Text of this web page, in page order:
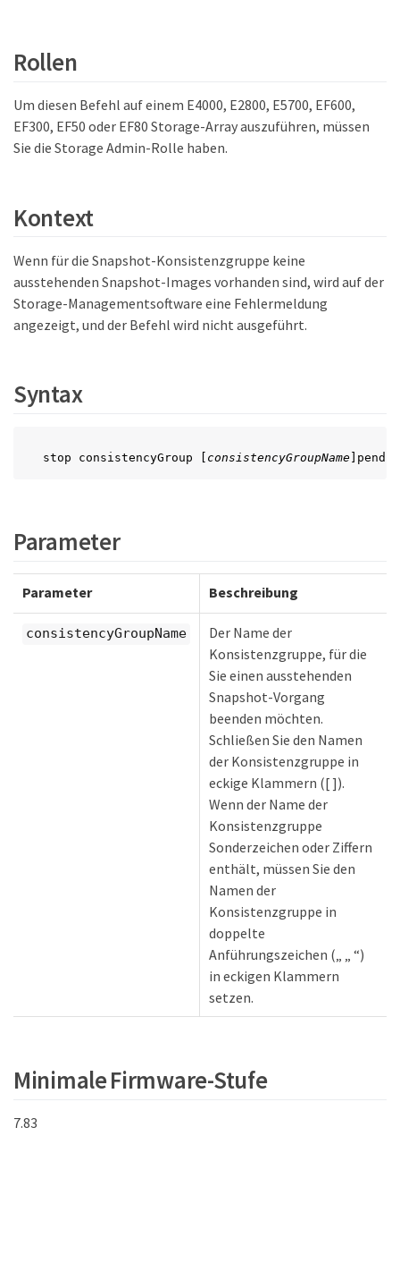
Rollen
Um diesen Befehl auf einem E4000, E2800, E5700, EF600,
EF300, EF50 oder EF80 Storage-Array auszuführen, müssen
Sie die Storage Admin-Rolle haben.
Kontext
Wenn für die Snapshot-Konsistenzgruppe keine
ausstehenden Snapshot-Images vorhanden sind, wird auf der
Storage-Managementsoftware eine Fehlermeldung
angezeigt, und der Befehl wird nicht ausgeführt.
Syntax
stop consistencyGroup [ consistencyGroupName
Parameter
Parameter Beschreibung
consistencyGroupName
Der Name der
Konsistenzgruppe, für die
Sie einen ausstehenden
Snapshot-Vorgang
beenden möchten.
Schließen Sie den Namen
der Konsistenzgruppe in
eckige Klammern ([ ]).
Wenn der Name der
Konsistenzgruppe
Sonderzeichen oder Ziffern
enthält, müssen Sie den
Namen der
Konsistenzgruppe in
doppelte
Anführungszeichen („ „ “)
in eckigen Klammern
setzen.
Minimale Firmware-Stufe
7.83